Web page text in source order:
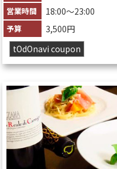
営業時間 18:00～23:00
予算
3,500円
tOdOnavi coupon